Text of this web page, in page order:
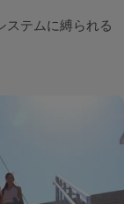
テムに縛られる